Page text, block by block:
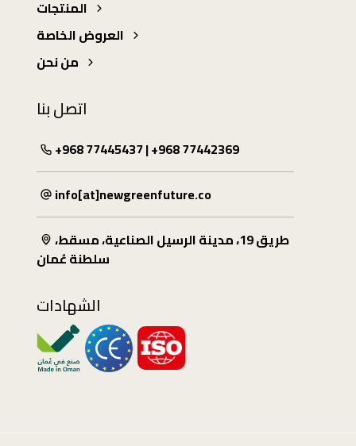
اتصل بنا
+968 77445437 | +968 77442369
info[at]newgreenfuture.co
سلطنة عُمان
الشهادات